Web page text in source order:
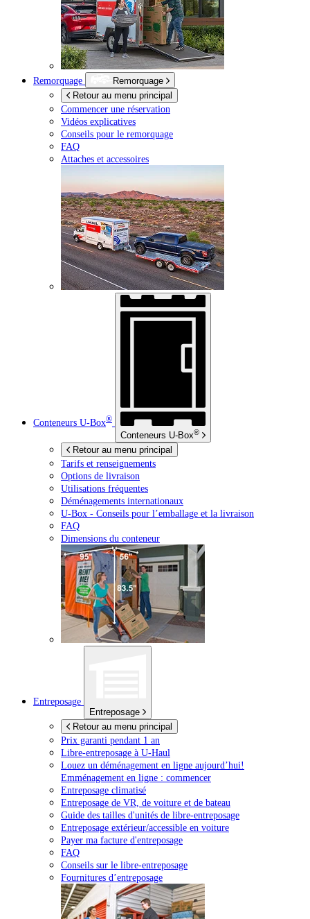
Remorquage
Remorquage
Retour au menu principal
Commencer une réservation
Vidéos explicatives
Conseils pour le remorquage
FAQ
Attaches et accessoires
Conteneurs U-Box®
Conteneurs U-Box®
Retour au menu principal
Tarifs et renseignements
Options de livraison
Utilisations fréquentes
Déménagements internationaux
U-Box - Conseils pour l’emballage et la livraison
FAQ
Dimensions du conteneur
Entreposage
Entreposage
Retour au menu principal
Prix garanti pendant 1 an
Libre-entreposage à U-Haul
Louez un déménagement en ligne aujourd’hui!
Emménagement en ligne : commencer
Entreposage climatisé
Entreposage de VR, de voiture et de bateau
Guide des tailles d'unités de libre-entreposage
Entreposage extérieur/accessible en voiture
Payer ma facture d'entreposage
FAQ
Conseils sur le libre-entreposage
Fournitures d’entreposage